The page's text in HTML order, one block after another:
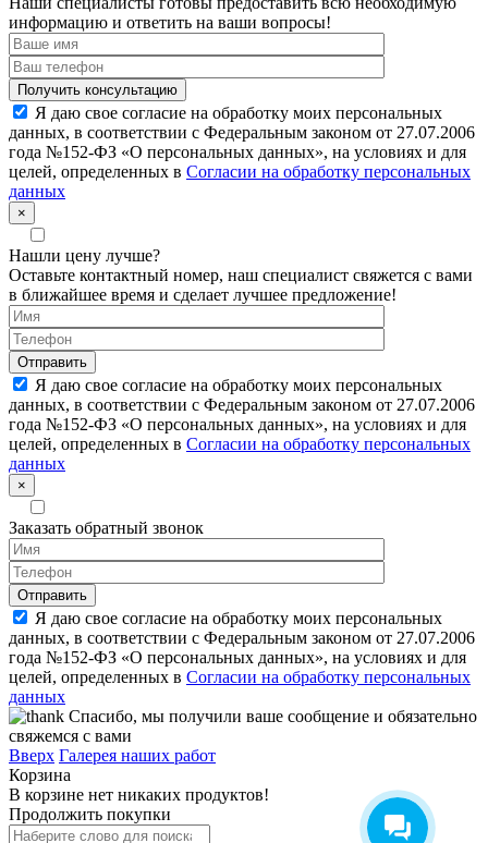
информацию и ответить на ваши вопросы!
Я даю свое согласие на обработку моих персональных
данных, в соответствии с Федеральным законом от 27.07.2006
года №152-ФЗ «О персональных данных», на условиях и для
целей, определенных в Согласии на обработку персональных
данных
×
Нашли цену лучше?
Оставьте контактный номер, наш специалист свяжется с вами
в ближайшее время и сделает лучшее предложение!
Я даю свое согласие на обработку моих персональных
данных, в соответствии с Федеральным законом от 27.07.2006
года №152-ФЗ «О персональных данных», на условиях и для
целей, определенных в Согласии на обработку персональных
данных
×
Заказать обратный звонок
Я даю свое согласие на обработку моих персональных
данных, в соответствии с Федеральным законом от 27.07.2006
года №152-ФЗ «О персональных данных», на условиях и для
целей, определенных в Согласии на обработку персональных
данных
Спасибо, мы получили ваше сообщение и обязательно
свяжемся с вами
Вверх Галерея наших работ
Корзина
В корзине нет никаких продуктов!
Продолжить покупки